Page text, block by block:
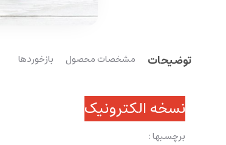
توضیحات مشخصات محصول بازخوردها
نسخه الکترونیک
برچسبها :